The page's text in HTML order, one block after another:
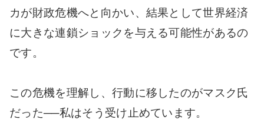
カが財政危機へと向かい、結果として世界経済
に大きな連鎖ショックを与える可能性があるの
です。
この危機を理解し、行動に移したのがマスク氏
だった──私はそう受け止めています。